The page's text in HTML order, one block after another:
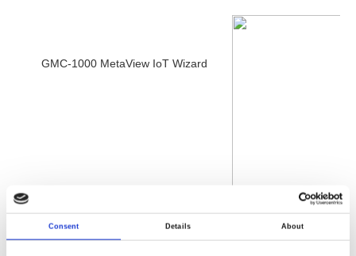
Consent Details About
GMC-1000 MetaView IoT Wizard